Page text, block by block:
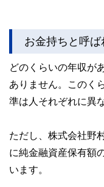
お金持ちと呼ば
どのくらいの年収が
ありません。このく
準は人それぞれに異
ただし、株式会社野
に純金融資産保有額
います。